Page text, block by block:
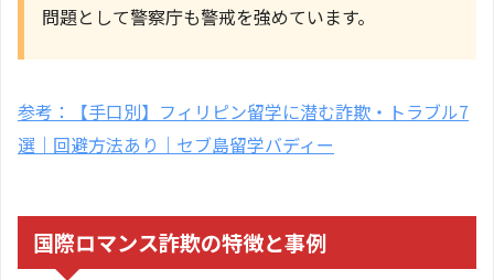
問題として警察庁も警戒を強めています。
参考：【手口別】フィリピン留学に潜む詐欺・トラブル7
選｜回避方法あり｜セブ島留学バディー
国際ロマンス詐欺の特徴と事例